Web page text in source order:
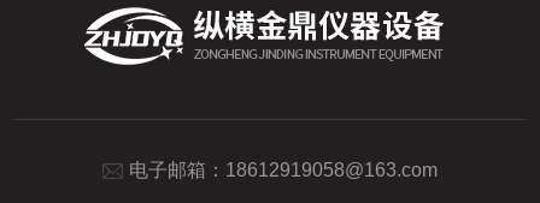
电子邮箱： 18612919058@163.com